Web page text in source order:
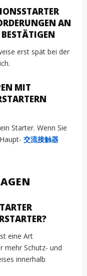
AN
erst spät bei der
MIT
Starter. Wenn Sie
交流接触器
eine Art
mehr Schutz- und
innerhalb